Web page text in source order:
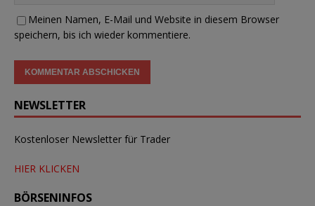
Meinen Namen, E-Mail und Website in diesem Browser
speichern, bis ich wieder kommentiere.
NEWSLETTER
Kostenloser Newsletter für Trader
HIER KLICKEN
BÖRSENINFOS